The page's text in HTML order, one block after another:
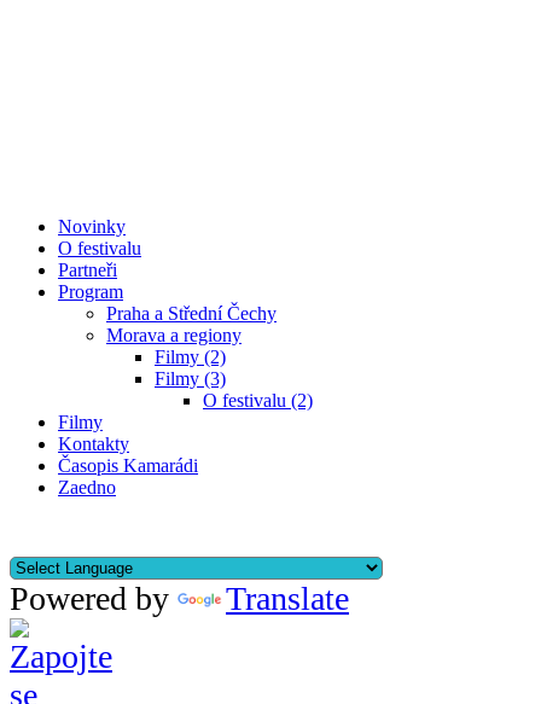
Novinky
O festivalu
Partneři
Program
Praha a Střední Čechy
Morava a regiony
Filmy (2)
Filmy (3)
O festivalu (2)
Filmy
Kontakty
Časopis Kamarádi
Zaedno
Powered by Translate